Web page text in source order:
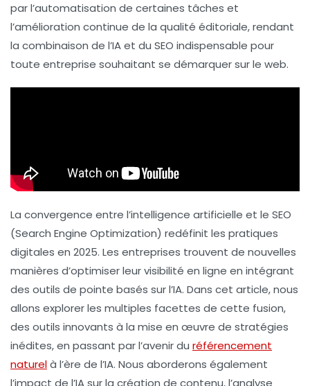
par l’automatisation de certaines tâches et
l’amélioration continue de la qualité éditoriale, rendant
la combinaison de l’IAet du SEO indispensable pour
toute entreprise souhaitant se démarquer sur le web.
La convergence entre l’intelligence artificielle et le SEO
(Search Engine Optimization) redéfinit les pratiques
digitales en 2025. Les entreprises trouvent de nouvelles
manières d’optimiser leurvisibilité en ligne en intégrant
des outils de pointe basés sur l’IA. Dans cet article, nous
allons explorer les multiples facettes de cette fusion,
des outils innovants à la mise en œuvre de stratégies
inédites, en passant par l’avenir du référencement
naturelà l’ère de l’IA. Nous aborderons également